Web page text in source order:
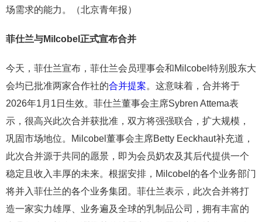
场需求的能力。（北京青年报）
菲仕兰与Milcobel正式宣布合并
今天，菲仕兰宣布，菲仕兰会员理事会和Milcobel特别股东大
会均已批准两家合作社的合并提案。这意味着，合并将于
2026年1月1日生效。菲仕兰董事会主席Sybren Attema表
示，很高兴此次合并获批准，双方将强强联合，扩大规模，
巩固市场地位。Milcobel董事会主席Betty Eeckhaut补充道，
此次合并源于共同的愿景，即为会员奶农及其后代提供一个
稳定且收入丰厚的未来。根据安排，Milcobel的各个业务部门
将并入菲仕兰的各个业务集团。菲仕兰表示，此次合并将打
造一家实力雄厚、业务遍及全球的乳制品公司，拥有丰富的